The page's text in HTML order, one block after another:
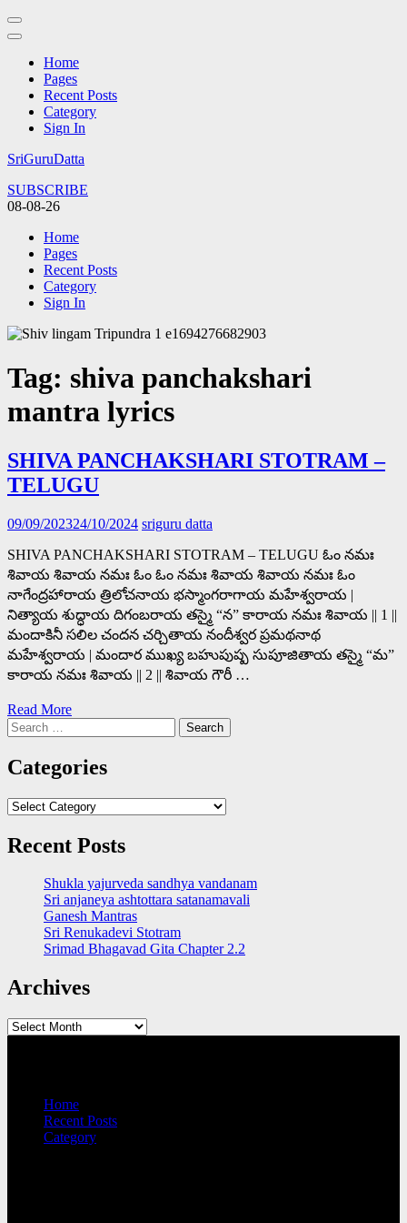
Home
Pages
Recent Posts
Category
Sign In
Skip
content
(Press
SriGuruDatta
SUBSCRIBE
08-08-26
Home
Pages
Recent Posts
Category
Sign In
Tag: shiva panchakshari
mantra lyrics
SHIVA PANCHAKSHARI STOTRAM –
TELUGU
09/09/202324/10/2024 sriguru datta
SHIVA PANCHAKSHARI STOTRAM – TELUGU ఓం నమః
శివాయ శివాయ నమః ఓం ఓం నమః శివాయ శివాయ నమః ఓం
నాగేంద్రహారాయ త్రిలోచనాయ భస్మాంగరాగాయ మహేశ్వరాయ |
నిత్యాయ శుద్ధాయ దిగంబరాయ తస్మై “న” కారాయ నమః శివాయ || 1 ||
మందాకినీ సలిల చందన చర్చితాయ నందీశ్వర ప్రమథనాథ
మహేశ్వరాయ | మందార ముఖ్య బహుపుష్ప సుపూజితాయ తస్మై “మ”
కారాయ నమః శివాయ || 2 || శివాయ గౌరీ …
Read More
Search
for:
Categories
Categories
Recent Posts
Shukla yajurveda sandhya vandanam
Sri anjaneya ashtottara satanamavali
Ganesh Mantras
Sri Renukadevi Stotram
Srimad Bhagavad Gita Chapter 2.2
Archives
Archives
Home
Recent Posts
Category